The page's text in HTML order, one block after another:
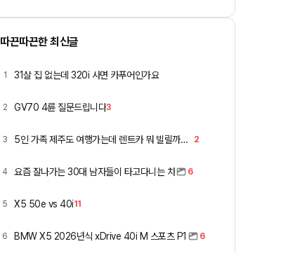
따끈따끈한 최신글
1 31살 집 없는데 320i 사면 카푸어인가요
2 GV70 4륜 질문드립니다3
3 5인 가족 제주도 여행가는데 렌트카 뭐 빌릴까요 ㅎ 2
4 요즘 잘나가는 30대 남자들이 타고다니는 차 6
5 X5 50e vs 40i11
6 BMW X5 2026년식 xDrive 40i M 스포츠 P1 6